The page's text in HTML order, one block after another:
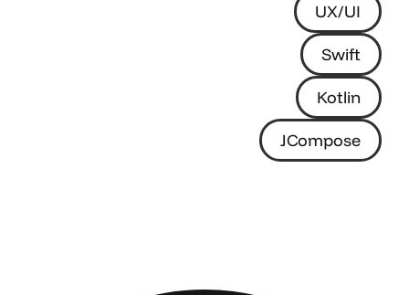
UX/UI
Swift
Kotlin
JCompose